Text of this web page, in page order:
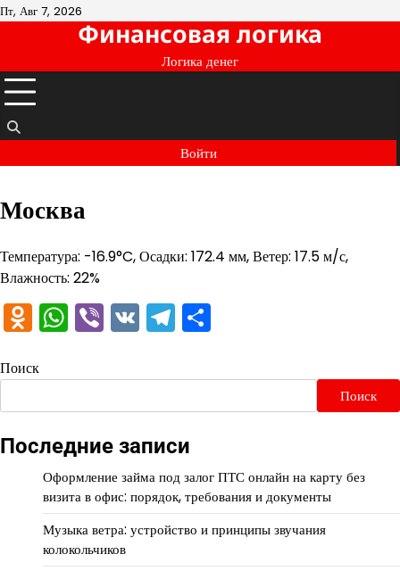
Перейти
Пт, Авг 7, 2026
Финансовая логика
Логика денег
Войти
Москва
Температура: -16.9°C, Осадки: 172.4 мм, Ветер: 17.5 м/с,
Влажность: 22%
Odnoklassniki
WhatsApp
Viber
VKTelegram
Поиск
Поиск
Последние записи
Оформление займа под залог ПТС онлайн на карту без
визита в офис: порядок, требования и документы
Музыка ветра: устройство и принципы звучания
колокольчиков